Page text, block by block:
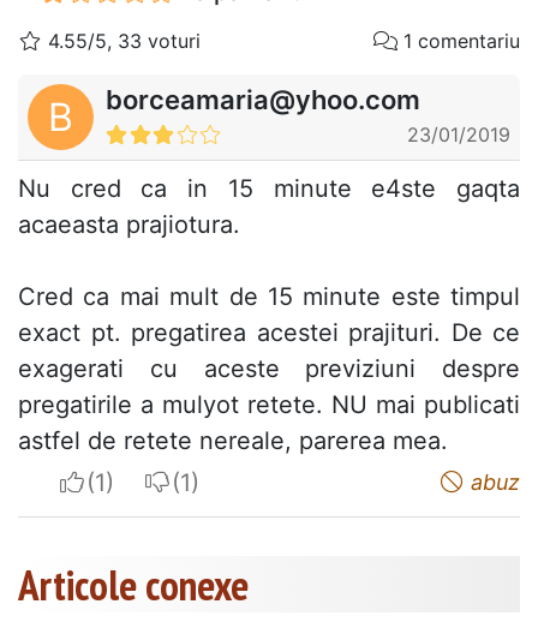
4.55/5, 33 voturi 1 comentariu
B borceamaria@yhoo.com
23/01/2019
Nu cred ca in 15 minute e4ste gaqta
acaeasta prajiotura.
Cred ca mai mult de 15 minute este timpul
exact pt. pregatirea acestei prajituri. De ce
exagerati cu aceste previziuni despre
pregatirile a mulyot retete. NU mai publicati
astfel de retete nereale, parerea mea.
I apreciateI do not appreciate abuz
Articole conexe